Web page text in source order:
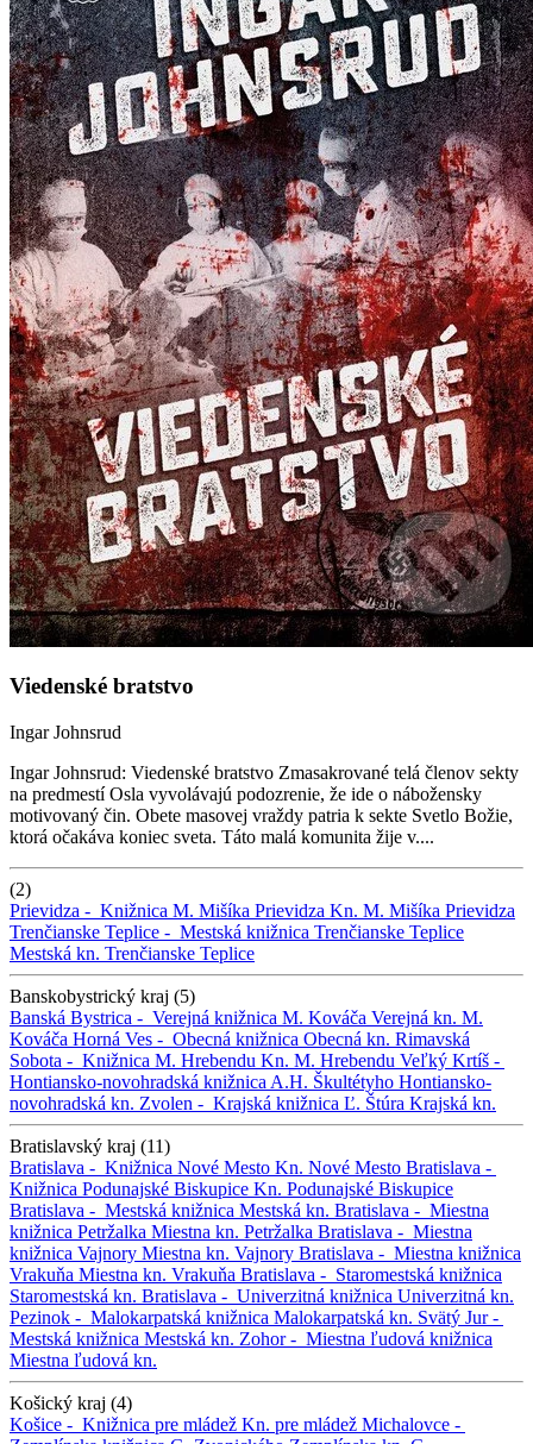
Viedenské bratstvo
Ingar Johnsrud
Ingar Johnsrud: Viedenské bratstvo Zmasakrované telá členov sekty
na predmestí Osla vyvolávajú podozrenie, že ide o nábožensky
motivovaný čin. Obete masovej vraždy patria k sekte Svetlo Božie,
ktorá očakáva koniec sveta. Táto malá komunita žije v....
(2)
Prievidza - Knižnica M. Mišíka Prievidza Kn. M. Mišíka Prievidza
Trenčianske Teplice - Mestská knižnica Trenčianske Teplice
Mestská kn. Trenčianske Teplice
Banskobystrický kraj (5)
Banská Bystrica - Verejná knižnica M. Kováča Verejná kn. M.
Kováča Horná Ves - Obecná knižnica Obecná kn. Rimavská
Sobota - Knižnica M. Hrebendu Kn. M. Hrebendu Veľký Krtíš -
Hontiansko-novohradská knižnica A.H. Škultétyho Hontiansko-
novohradská kn. Zvolen - Krajská knižnica Ľ. Štúra Krajská kn.
Bratislavský kraj (11)
Bratislava - Knižnica Nové Mesto Kn. Nové Mesto Bratislava -
Knižnica Podunajské Biskupice Kn. Podunajské Biskupice
Bratislava - Mestská knižnica Mestská kn. Bratislava - Miestna
knižnica Petržalka Miestna kn. Petržalka Bratislava - Miestna
knižnica Vajnory Miestna kn. Vajnory Bratislava - Miestna knižnica
Vrakuňa Miestna kn. Vrakuňa Bratislava - Staromestská knižnica
Staromestská kn. Bratislava - Univerzitná knižnica Univerzitná kn.
Pezinok - Malokarpatská knižnica Malokarpatská kn. Svätý Jur -
Mestská knižnica Mestská kn. Zohor - Miestna ľudová knižnica
Miestna ľudová kn.
Košický kraj (4)
Košice - Knižnica pre mládež Kn. pre mládež Michalovce -